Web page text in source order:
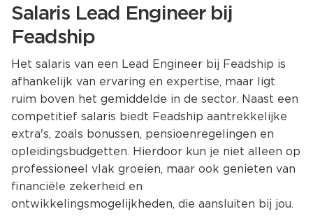
Salaris Lead Engineer bij
Feadship
Het salaris van een Lead Engineer bij Feadship is
afhankelijk van ervaring en expertise, maar ligt
ruim boven het gemiddelde in de sector. Naast een
competitief salaris biedt Feadship aantrekkelijke
extra's, zoals bonussen, pensioenregelingen en
opleidingsbudgetten. Hierdoor kun je niet alleen op
professioneel vlak groeien, maar ook genieten van
financiële zekerheid en
ontwikkelingsmogelijkheden, die aansluiten bij jou.